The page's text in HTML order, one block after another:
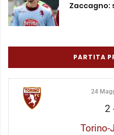
Zaccagno:
PARTITA
24
2
Torino-